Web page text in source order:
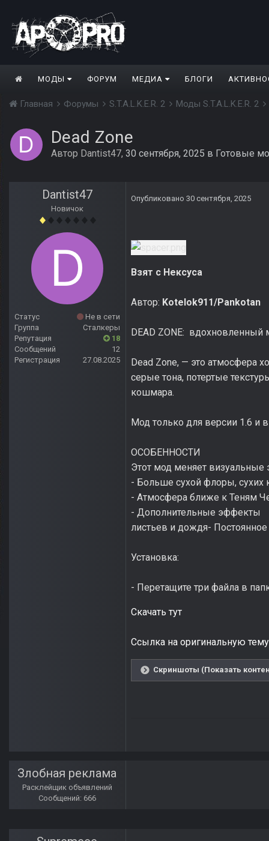
МОДЫ ФОРУМ МЕДИА БЛОГИ
Главная Форумы S.T.A.L.K.E.R. 2 Моды S.T.A.L.K.E.R. 2
Dead Zone
Автор Dantist47, 30 сентября, 2025 в Готовые
Dantist47
Новичок
Статус
Не в сети
Группа
Сталкеры
Репутация
18
Сообщений
12
Регистрация
27.08.2025
Опубликовано 30 сентября, 2025
Взят с Нексуса
Автор: Kotelok911/Pankotan
DEAD ZONE: вдохновленный
Dead Zone, — это атмосфера
серые тона, потертые
кошмара.
Мод только для версии 1.6 и
ОСОБЕННОСТИ
Этот мод меняет визуальные
- Больше сухой флоры, сухих
- Атмосфера ближе к Теням
- Дополнительные эффекты
листьев и дождя-
Установка:
- Перетащите три файла в
Скачать тут
Ссылка на оригинальную тему
Cкриншоты (Показать
Злобная реклама
Расклейщик объявлений
Сообщений: 666